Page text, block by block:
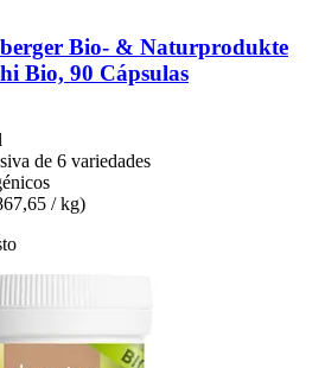
Bio- & Naturprodukte
Bio, 90 Cápsulas
de 6 variedades
/ kg)